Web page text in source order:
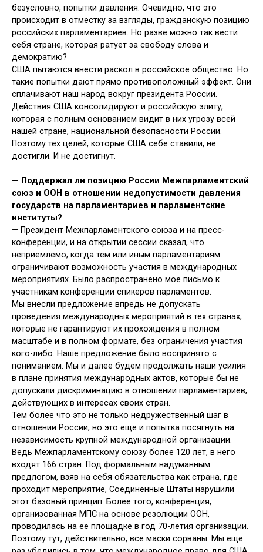
безусловно, попытки давления. Очевидно, что это
происходит в отместку за взгляды, гражданскую позицию
российских парламентариев. Но разве можно так вести
себя стране, которая ратует за свободу слова и
демократию?
США пытаются внести раскол в российское общество. Но
такие попытки дают прямо противоположный эффект. Они
сплачивают наш народ вокруг президента России.
Действия США консолидируют и российскую элиту,
которая с полным основанием видит в них угрозу всей
нашей стране, национальной безопасности России.
Поэтому тех целей, которые США себе ставили, не
достигли. И не достигнут.
— Поддержал ли позицию России Межпарламентский
союз и ООН в отношении недопустимости давления
государств на парламентариев и парламентские
институты?
— Президент Межпарламентского союза и на пресс-
конференции, и на открытии сессии сказал, что
неприемлемо, когда тем или иным парламентариям
ограничивают возможность участия в международных
мероприятиях. Было распространено мое письмо к
участникам конференции спикеров парламентов.
Мы внесли предложение впредь не допускать
проведения международных мероприятий в тех странах,
которые не гарантируют их прохождения в полном
масштабе и в полном формате, без ограничения участия
кого-либо. Наше предложение было воспринято с
пониманием. Мы и далее будем продолжать наши усилия
в плане принятия международных актов, которые бы не
допускали дискриминацию в отношении парламентариев,
действующих в интересах своих стран.
Тем более что это не только недружественный шаг в
отношении России, но это еще и попытка посягнуть на
независимость крупной международной организации.
Ведь Межпарламентскому союзу более 120 лет, в него
входят 166 стран. Под формальным надуманным
предлогом, взяв на себя обязательства как страна, где
проходит мероприятие, Соединенные Штаты нарушили
этот базовый принцип. Более того, конференция,
организованная МПС на основе резолюции ООН,
проводилась на ее площадке в год 70-летия организации.
Поэтому тут, действительно, все маски сорваны. Мы еще